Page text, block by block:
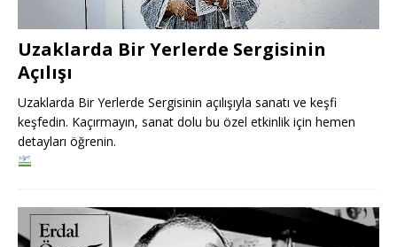
Uzaklarda Bir Yerlerde Sergisinin
Açılışı
Uzaklarda Bir Yerlerde Sergisinin açılışıyla sanatı ve keşfi
keşfedin. Kaçırmayın, sanat dolu bu özel etkinlik için hemen
detayları öğrenin.